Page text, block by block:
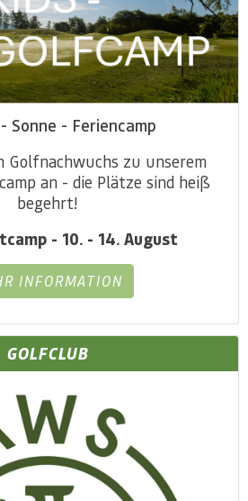
Sonne - Feriencamp
Golfnachwuchs zu unserem
an - die Plätze sind heiß
begehrt!
- 10. - 14. August
INFORMATION
GOLFCLUB